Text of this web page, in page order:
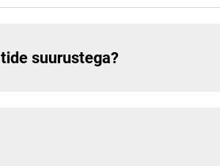
suurustega?